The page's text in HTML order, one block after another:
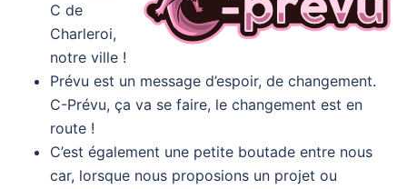
C de
Charleroi,
notre ville !
Prévu est un message d’espoir, de changement.
C-Prévu, ça va se faire, le changement est en
route !
C’est également une petite boutade entre nous
car, lorsque nous proposions un projet ou